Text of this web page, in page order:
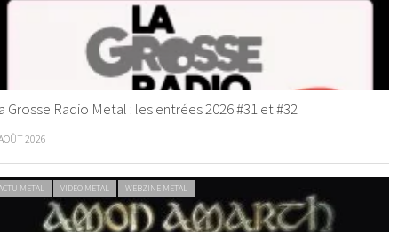
Grosse Radio Metal : les entrées 2026 #31 et #32
2026
METAL VIDEO METAL WEBZINE METAL